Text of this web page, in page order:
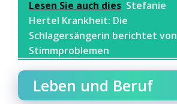
Lesen Sie auch dies Stefanie
Hertel Krankheit: Die
Schlagersängerin berichtet von
Stimmproblemen
Leben und Beruf